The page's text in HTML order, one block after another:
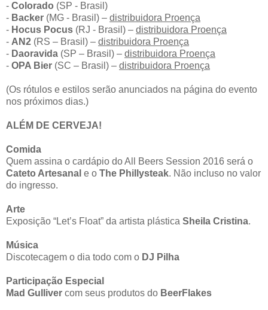
- Colorado (SP - Brasil)
- Backer (MG - Brasil) – distribuidora Proença
- Hocus Pocus (RJ - Brasil) – distribuidora Proença
- AN2 (RS – Brasil) – distribuidora Proença
- Daoravida (SP – Brasil) – distribuidora Proença
- OPA Bier (SC – Brasil) – distribuidora Proença
(Os rótulos e estilos serão anunciados na página do evento
nos próximos dias.)
ALÉM DE CERVEJA!
Comida
Quem assina o cardápio do All Beers Session 2016 será o
Cateto Artesanal e o The Phillysteak. Não incluso no valor
do ingresso.
Arte
Exposição “Let’s Float” da artista plástica Sheila Cristina.
Música
Discotecagem o dia todo com o DJ Pilha
Participação Especial
Mad Gulliver com seus produtos do BeerFlakes